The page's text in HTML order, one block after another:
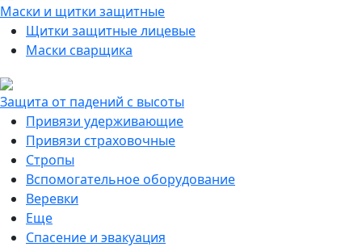
Маски и щитки защитные
Щитки защитные лицевые
Маски сварщика
Защита от падений с высоты
Привязи удерживающие
Привязи страховочные
Стропы
Вспомогательное оборудование
Веревки
Еще
Спасение и эвакуация